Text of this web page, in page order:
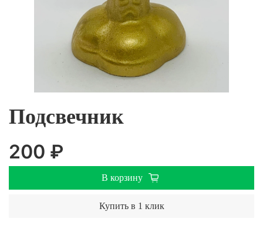
Подсвечник
200 ₽
В корзину
Купить в 1 клик